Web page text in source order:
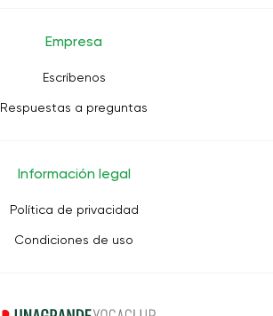
Empresa
Escríbenos
Respuestas a preguntas
Información legal
Política de privacidad
Condiciones de uso